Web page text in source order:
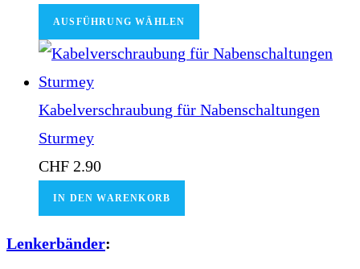
AUSFÜHRUNG WÄHLEN
Kabelverschraubung für Nabenschaltungen
Sturmey
CHF 2.90
IN DEN WARENKORB
Lenkerbänder: